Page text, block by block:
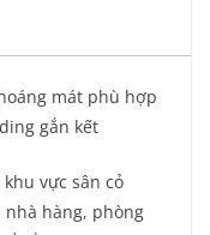
mát phù hợp
gắn kết
vực sân cỏ
hàng, phòng